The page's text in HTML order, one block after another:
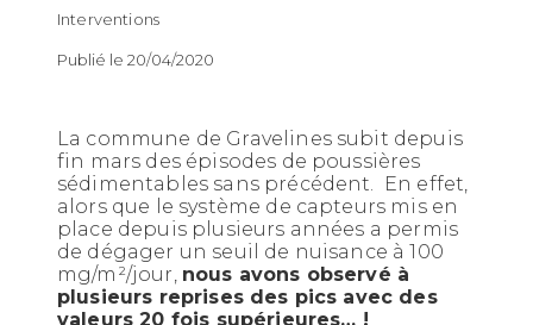
Interventions
Publié le 20/04/2020
La commune de Gravelines subit depuis
fin mars des épisodes de poussières
sédimentables sans précédent. En effet,
alors que le système de capteurs mis en
place depuis plusieurs années a permis
de dégager un seuil de nuisance à 100
mg/m²/jour, nous avons observé à
plusieurs reprises des pics avec des
valeurs 20 fois supérieures… !